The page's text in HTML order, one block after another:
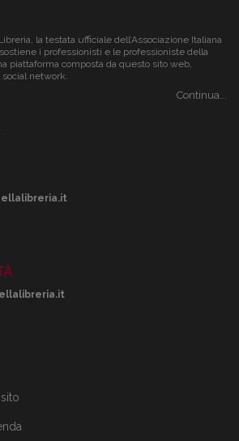
la testata ufficiale dell’Associazione Italiana
i professionisti e le professioniste della
piattaforma composta da questo sito web,
network.
Continua...